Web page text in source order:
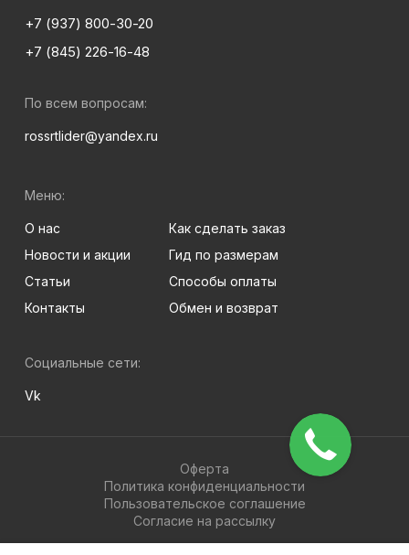
+7 (937) 800-30-20
+7 (845) 226-16-48
По всем вопросам:
rossrtlider@yandex.ru
Меню:
О нас
Новости и акции
Статьи
Контакты
Как сделать заказ
Гид по размерам
Способы оплаты
Обмен и возврат
Социальные сети:
Vk
Оферта
Политика конфиденциальности
Пользовательское соглашение
Согласие на рассылку